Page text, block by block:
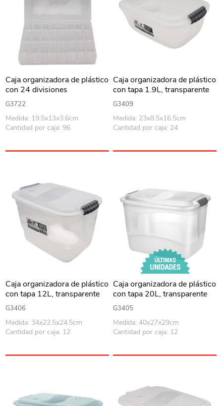
Caja organizadora de plástico
con 24 divisiones
G3722
Medida: 19.5x13x3.6cm
Cantidad por caja: 96
Caja organizadora de plástico
con tapa 1.9L, transparente
G3409
Medida: 23x8.5x16.5cm
Cantidad por caja: 24
Caja organizadora de plástico
con tapa 12L, transparente
G3406
Medida: 34x22.5x24.5cm
Cantidad por caja: 12
Caja organizadora de plástico
con tapa 20L, transparente
G3405
Medida: 40x27x29cm
Cantidad por caja: 12